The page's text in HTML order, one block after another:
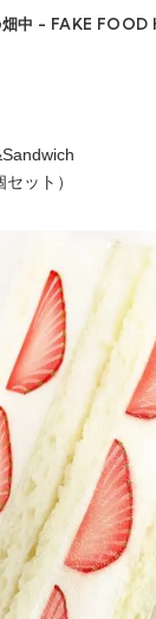
畑中 - FAKE FOOD
ット）